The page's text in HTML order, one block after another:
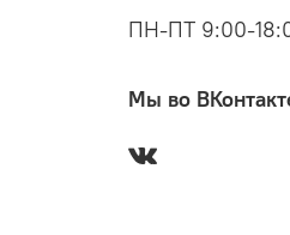
ПН-ПТ 9:00-
Мы во